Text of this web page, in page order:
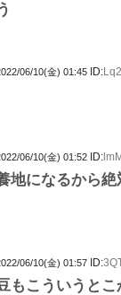
06/10(金) 01:45 ID:
06/10(金) 01:52 ID:
地になるから
06/10(金) 01:57 ID:
もこういうと